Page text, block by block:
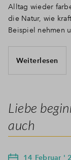
Alltag wieder
die Natur, wie
Beispiel nehmen
Weiterlesen
Liebe
auch
14 Februar '